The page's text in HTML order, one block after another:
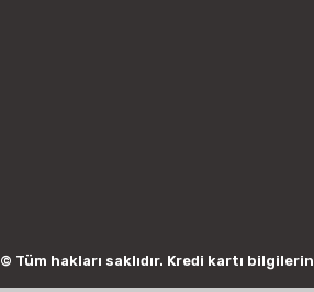
© Tüm hakları saklıdır. Kredi kartı